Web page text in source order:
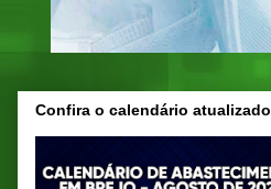
Confira o calendário atualizado